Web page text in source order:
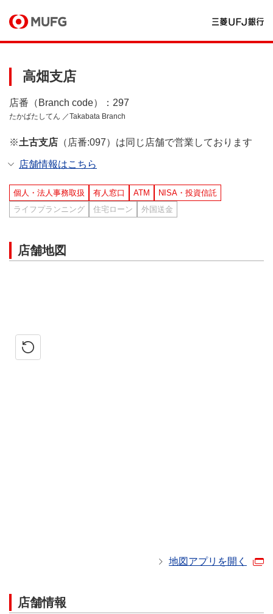
高畑支店
店番（Branch code）：297
たかばたしてん ／Takabata Branch
※土古支店 （店番:097）は同じ店舗で営業しております
店舗情報はこちら
個人・法人事務取扱 有人窓口 ATM
NISA・投資信託
ライフプランニング
住宅ローン 外国送金
店舗地図
地図アプリを開く
店舗情報